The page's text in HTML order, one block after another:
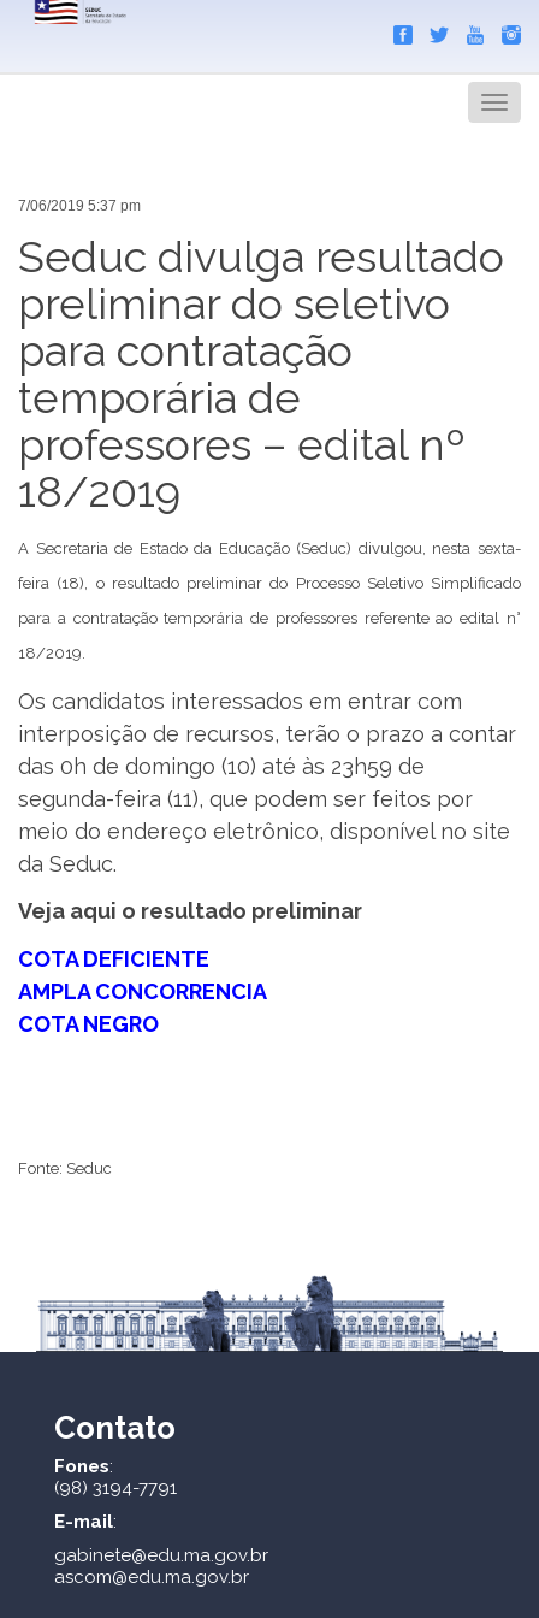
Menu
7/06/2019 5:37 pm
Seduc divulga resultado
preliminar do seletivo
para contratação
temporária de
professores – edital nº
18/2019
A Secretaria de Estado da Educação (Seduc) divulgou, nesta sexta-
feira (18), o resultado preliminar do Processo Seletivo Simplificado
para a contratação temporária de professores referente ao edital n°
18/2019.
Os candidatos interessados em entrar com
interposição de recursos, terão o prazo a contar
das 0h de domingo (10) até às 23h59 de
segunda-feira (11), que podem ser feitos por
meio do endereço eletrônico, disponível no site
da Seduc.
Veja aqui o resultado preliminar
COTA DEFICIENTE
AMPLA CONCORRENCIA
COTA NEGRO
Fonte: Seduc
Contato
Fones:
(98) 3194-7791
E-mail:
gabinete@edu.ma.gov.br
ascom@edu.ma.gov.br